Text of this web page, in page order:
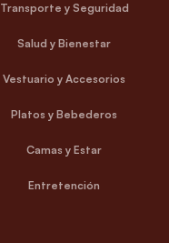
Transporte y Seguridad
Salud y Bienestar
Vestuario y Accesorios
Platos y Bebederos
Camas y Estar
Entretención